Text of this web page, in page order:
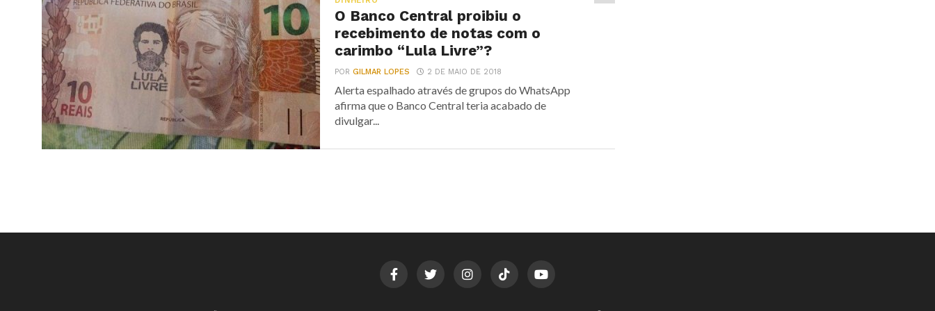
O Banco Central proibiu o
recebimento de notas com o
carimbo “Lula Livre”?
PORGILMAR LOPES 2 DE MAIO DE 2018
Alerta espalhado através de grupos do WhatsApp
afirma que o Banco Central teria acabado de
divulgar...